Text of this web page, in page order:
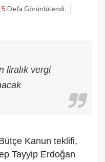
Defa Görüntülendi.
liralık vergi
Kanun teklifi,
Tayyip Erdoğan